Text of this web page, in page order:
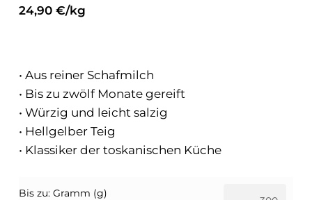
24,90 €/kg
• Aus reiner Schafmilch
• Bis zu zwölf Monate gereift
• Würzig und leicht salzig
• Hellgelber Teig
• Klassiker der toskanischen Küche
Bis zu: Gramm (g)